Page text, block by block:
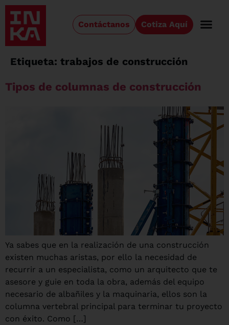
Cotiza Aquí
Contáctanos
Etiqueta: trabajos de construcción
Tipos de columnas de construcción
Ya sabes que en la realización de una construcción
existen muchas aristas, por ello la necesidad de
recurrir a un especialista, como un arquitecto que te
asesore y guie en toda la obra, además del equipo
necesario de albañiles y la maquinaria, ellos son la
columna vertebral principal para terminar tu proyecto
con éxito. Como […]